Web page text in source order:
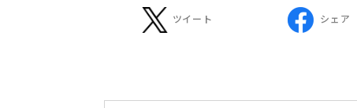
ツイート シェア